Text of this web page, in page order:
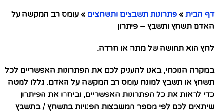
דף הבית » פתרונות תשבצים ותשחצים » עומס רב המקשה על
האדם תשחץ ותשבץ – פיתרון
לחץ הוא תחושה של מתח או חרדה.
במקרה הנוכחי, באנו להעניק לכם את הפתרונות האפשריים לכל
תשחץ או תשבץ למונח עומס רב המקשה על האדם. גללו למטה
כדי לראות את כל הפתרונות האפשריים, וביחרו את הפיתרון
שיתאים לכם לפי מספר המשבצות הפנויות בתשחץ / בתשבץ